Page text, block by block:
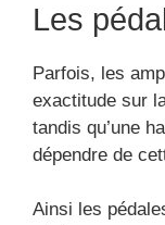
Les
Parfois, les
exactitude sur
tandis qu’une
dépendre de
Ainsi les